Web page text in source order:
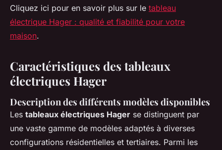
Cliquez ici pour en savoir plus sur le tableau
électrique Hager : qualité et fiabilité pour votre
maison.
Caractéristiques des tableaux
électriques Hager
Description des différents modèles disponibles
Les tableaux électriques Hager se distinguent par
une vaste gamme de modèles adaptés à diverses
configurations résidentielles et tertiaires. Parmi les